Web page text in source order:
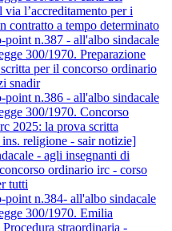
via l’accreditamento per i
contratto a tempo determinato
point n.387 - all'albo sindacale
300/1970. Preparazione
per il concorso ordinario
snadir
point n.386 - all'albo sindacale
300/1970. Concorso
2025: la prova scritta
ins. religione - sair notizie]
- agli insegnanti di
ordinario irc - corso
tutti
point n.384- all'albo sindacale
300/1970. Emilia
straordinaria -